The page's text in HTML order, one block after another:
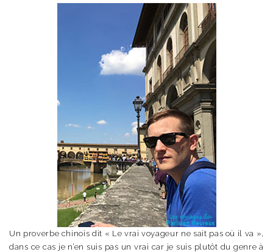
Un proverbe chinois dit « Le vrai voyageur ne sait pas où il va »,
dans ce cas je n’en suis pas un vrai car je suis plutôt du genre à